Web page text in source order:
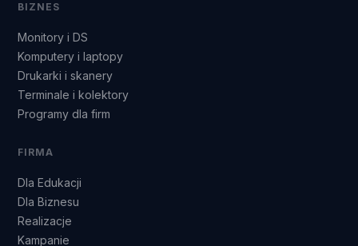
BIZNES
Monitory i DS
Komputery i laptopy
Drukarki i skanery
Terminale i kolektory
Programy dla firm
FIRMA
Dla Edukacji
Dla Biznesu
Realizacje
Kampanie